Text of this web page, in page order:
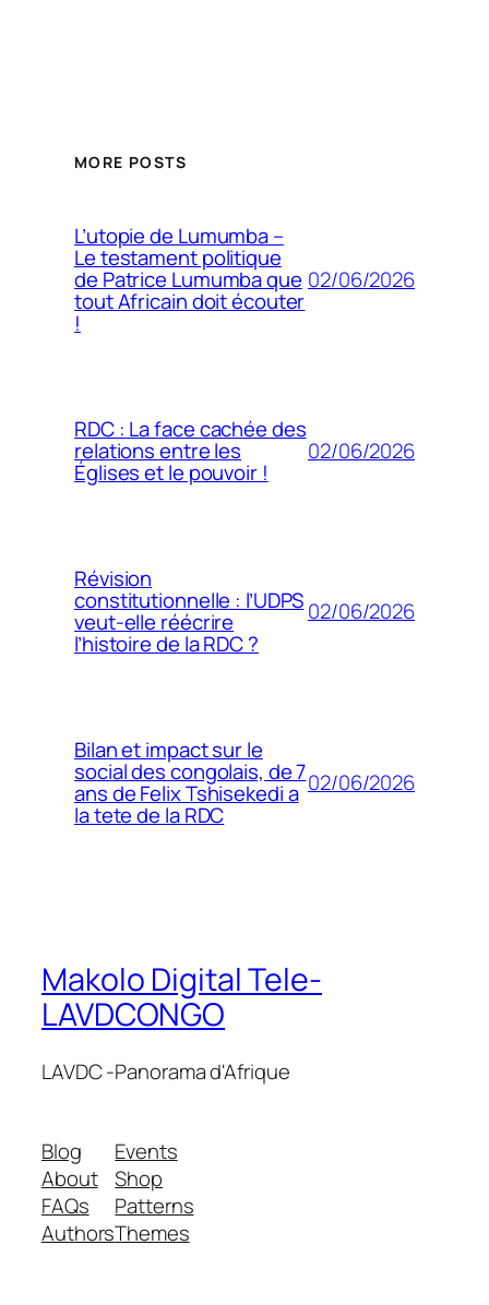
MORE POSTS
L’utopie de Lumumba –
Le testament politique
de Patrice Lumumba que
tout Africain doit écouter
!
02/06/2026
RDC : La face cachée des
relations entre les
Églises et le pouvoir !
02/06/2026
Révision
constitutionnelle : l’UDPS
veut-elle réécrire
l’histoire de la RDC ?
02/06/2026
Bilan et impact sur le
social des congolais, de 7
ans de Felix Tshisekedi a
la tete de la RDC
02/06/2026
Makolo Digital Tele-
LAVDCONGO
LAVDC -Panorama d'Afrique
Blog
About
FAQs
Authors
Events
Shop
Patterns
Themes